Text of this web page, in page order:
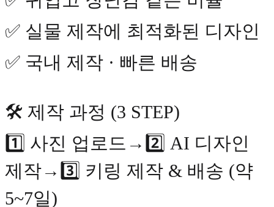
✅ 실물 제작에 최적화된 디자인
✅ 국내 제작 · 빠른 배송
🛠 제작 과정 (3 STEP)
1️⃣ 사진 업로드→2️⃣ AI 디자인
제작→3️⃣ 키링 제작 & 배송 (약
5~7일)